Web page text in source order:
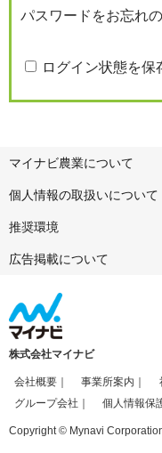
パスワードをお忘れ
ログイン状態を保
マイナビ農業について
個人情報の取扱いについて
推奨環境
広告掲載について
株式会社マイナビ
会社概要 事業所案内
グループ会社
個人情報保
Copyright © Mynavi